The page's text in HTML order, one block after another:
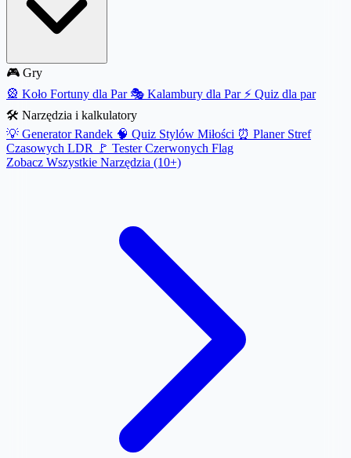
🎮 Gry
🎡 Koło Fortuny dla Par 🎭 Kalambury dla Par ⚡ Quiz dla par
🛠️ Narzędzia i kalkulatory
💡 Generator Randek 🧠 Quiz Stylów Miłości ⏰ Planer Stref
Czasowych LDR
🚩 Tester Czerwonych Flag
Zobacz Wszystkie Narzędzia (10+)